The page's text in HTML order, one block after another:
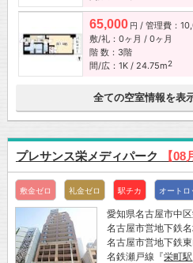
65,000 円 / 管理費：
敷/礼：0ヶ月 / 0ヶ月
階 数：3階
間/広：1K / 24.75m2
全ての空室情報を
プレサンス栄メディパーク 【08
敷金ゼロ 礼金ゼロ 駅チカ オートロ
愛知県名古屋市中
名古屋市営地下鉄
名古屋市営地下鉄
名鉄瀬戸線『栄町駅